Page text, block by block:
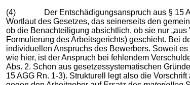
(4) Der Entschädigungsanspruch aus § 15 Abs.
Wortlaut des Gesetzes, das seinerseits den
ob die Benachteiligung absichtlich, ob sie nur
Formulierung des Arbeitsgerichts) geschieht. Bei
individuellen Anspruchs des Bewerbers. Soweit
wie hier, ist der Anspruch bei fehlendem
Abs. 2. Schon aus gesetzessystematischen
15 AGG Rn. 1-3). Strukturell legt also die